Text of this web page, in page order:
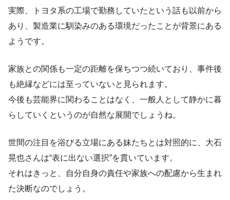
実際、トヨタ系の工場で勤務していたという話も以前から
あり、製造業に馴染みのある環境だったことが背景にある
ようです。
家族との関係も一定の距離を保ちつつ続いており、事件後
も絶縁などには至っていないと見られます。
今後も芸能界に関わることはなく、一般人として静かに暮
らしていくというのが自然な展開でしょうね。
世間の注目を浴びる立場にある妹たちとは対照的に、大石
晃也さんは“表に出ない選択”を貫いています。
それはきっと、自分自身の責任や家族への配慮から生まれ
た決断なのでしょう。